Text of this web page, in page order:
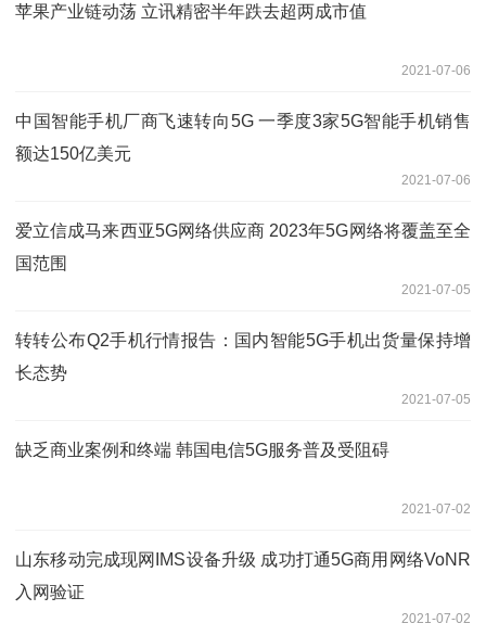
苹果产业链动荡 立讯精密半年跌去超两成市值
2021-07-06
中国智能手机厂商飞速转向5G 一季度3家5G智能手机销售
额达150亿美元
2021-07-06
爱立信成马来西亚5G网络供应商 2023年5G网络将覆盖至全
国范围
2021-07-05
转转公布Q2手机行情报告：国内智能5G手机出货量保持增
长态势
2021-07-05
缺乏商业案例和终端 韩国电信5G服务普及受阻碍
2021-07-02
山东移动完成现网IMS设备升级 成功打通5G商用网络VoNR
入网验证
2021-07-02